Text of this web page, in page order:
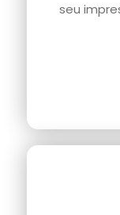
seu